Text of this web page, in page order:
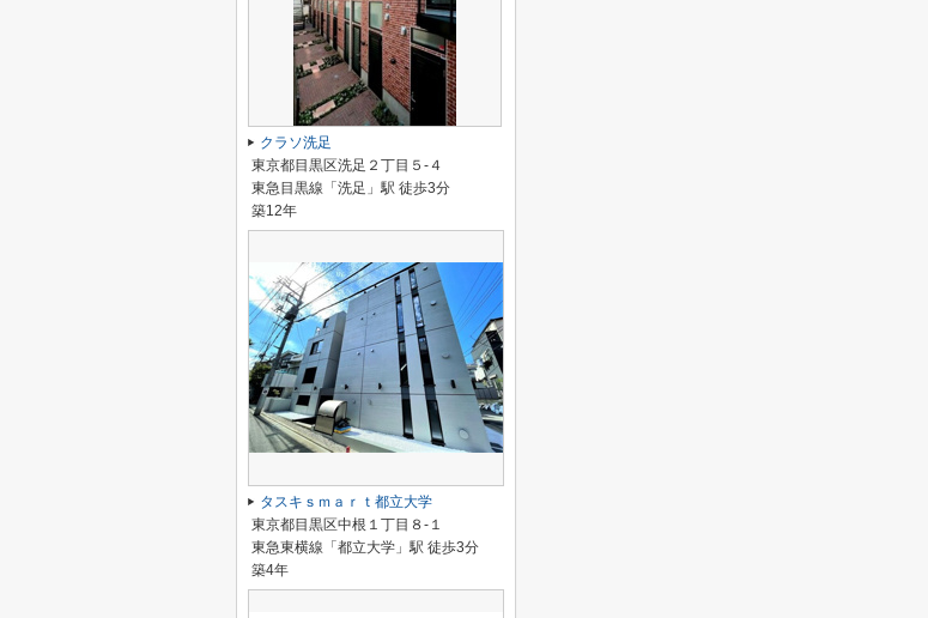
クラソ洗足
東京都目黒区洗足２丁目５-４
東急目黒線「洗足」駅 徒歩3分
築12年
タスキｓｍａｒｔ都立大学
東京都目黒区中根１丁目８-１
東急東横線「都立大学」駅 徒歩3分
築4年